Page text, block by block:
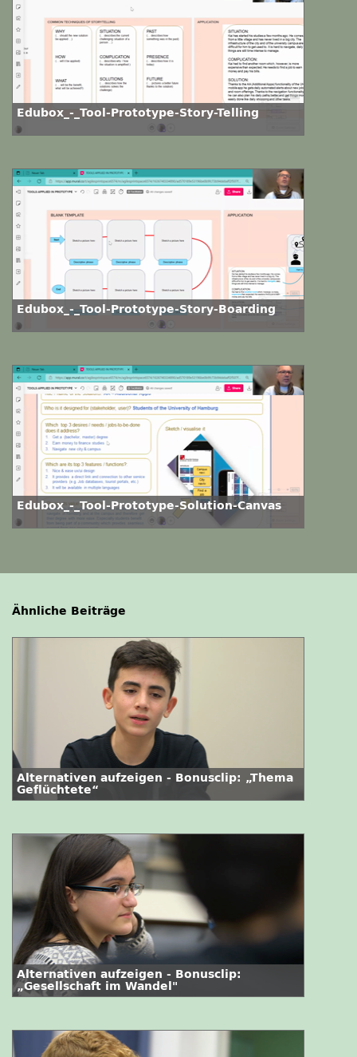
Edubox_-_Tool-Prototype-Story-Telling
Edubox_-_Tool-Prototype-Story-Boarding
Edubox_-_Tool-Prototype-Solution-Canvas
Ähnliche Beiträge
Alternativen aufzeigen - Bonusclip: „Thema
Geflüchtete“
Alternativen aufzeigen - Bonusclip:
„Gesellschaft im Wandel"